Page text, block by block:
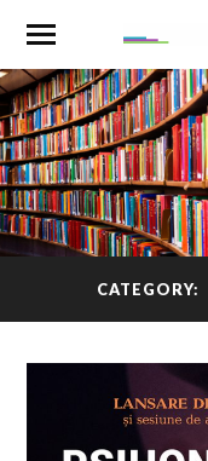
CATEGORY: